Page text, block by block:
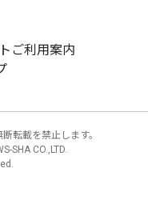
ご利用案内
転載を禁止します。
SHA CO.,LTD.